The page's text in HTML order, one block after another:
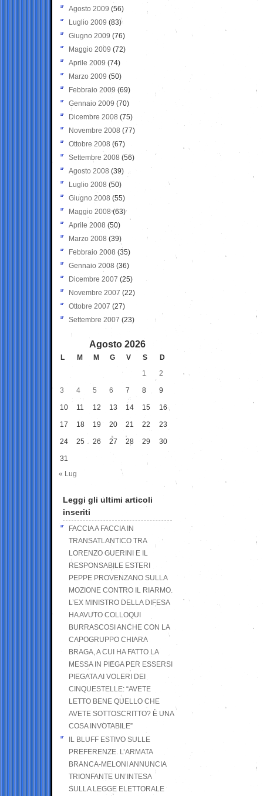
Agosto 2009 (56)
Luglio 2009 (83)
Giugno 2009 (76)
Maggio 2009 (72)
Aprile 2009 (74)
Marzo 2009 (50)
Febbraio 2009 (69)
Gennaio 2009 (70)
Dicembre 2008 (75)
Novembre 2008 (77)
Ottobre 2008 (67)
Settembre 2008 (56)
Agosto 2008 (39)
Luglio 2008 (50)
Giugno 2008 (55)
Maggio 2008(63)
Aprile 2008 (50)
Marzo 2008 (39)
Febbraio 2008 (35)
Gennaio 2008 (36)
Dicembre 2007 (25)
Novembre 2007 (22)
Ottobre 2007 (27)
Settembre 2007 (23)
Agosto 2026
L M M G V S
D
1
2
3 4 5 6 7 8 9
10 11 12 13 14 15 16
17 18 19 20 21 22 23
24 25 26 27 28 29 30
31
« Lug
Leggi gli ultimi articoli
inseriti
FACCIA A FACCIA IN
TRANSATLANTICO TRA
LORENZO GUERINI E IL
RESPONSABILE ESTERI
PEPPE PROVENZANO SULLA
MOZIONE CONTRO IL RIARMO.
L’EX MINISTRO DELLA DIFESA
HA AVUTO COLLOQUI
BURRASCOSI ANCHE CON LA
CAPOGRUPPO CHIARA
BRAGA, A CUI HA FATTO LA
MESSA IN PIEGA PER ESSERSI
PIEGATA AI VOLERI DEI
CINQUESTELLE: “AVETE
LETTO BENE QUELLO CHE
AVETE SOTTOSCRITTO? È UNA
COSA INVOTABILE”
IL BLUFF ESTIVO SULLE
PREFERENZE. L’ARMATA
BRANCA-MELONI ANNUNCIA
TRIONFANTE UN’INTESA
SULLA LEGGE ELETTORALE